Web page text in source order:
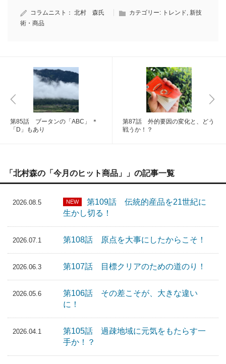
コラムニスト： 北村 森氏 カテゴリー: トレンド, 新技
術・商品
第85話 ブータンの「ABC」 ＊
「D」もあり
第87話 外的要因の変化と、どう
戦うか！？
「北村森の「今月のヒット商品」」の記事一覧
2026.08.5 NEW
第109話 伝統的産品を21世紀に
生かし切る！
2026.07.1 第108話 原点を大事にしたからこそ！
2026.06.3 第107話 目標クリアのための道のり！
2026.05.6
第106話 その差こそが、大きな違い
に！
2026.04.1
第105話 過疎地域に元気をもたらす一
手か！？